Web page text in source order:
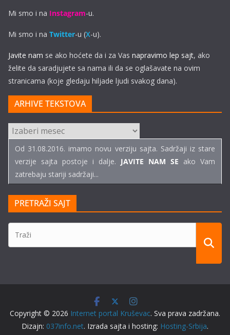
Mi smo i na Instagram-u.
Mi smo i na Twitter-u (X-u).
Javite nam se ako hoćete da i za Vas napravimo lep sajt, ako
želite da saradjujete sa nama ili da se oglašavate na ovim
stranicama (koje gledaju hiljade ljudi svakog dana).
ARHIVE TEKSTOVA
ARHIVE
TEKSTOVA
Od 31.08.2016. imamo novu verziju sajta. Sadržaji iz stare
verzije sajta postoje i dalje. JAVITE NAM SE ako Vam
zatrebaju stariji sadržaji...
PRETRAŽI SAJT
Copyright © 2026 Internet portal Kruševac. Sva prava zadržana.
Dizajn: 037info.net. Izrada sajta i hosting: Hosting-Srbija.